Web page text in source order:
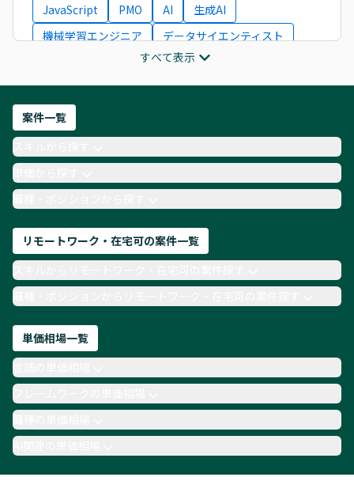
JavaScript
PMO AI
生成AI
機械学習エンジニア
データサイエンティスト
ITコンサルタント
フロントエンドエンジニア
ネットワークエンジニア
AIエンジニア
Webデザイナー
月収100万円 業務委託
COBOL
Ruby
TypeScript
Laravel AWS
すべて表示
案件一覧
単価から探す
職種・ポジションから探す
リモートワーク・在宅可の案件一覧
職種・ポジションからリモートワーク・在宅可の案件探す
単価相場一覧
職種の単価相場
AI関連の単価相場